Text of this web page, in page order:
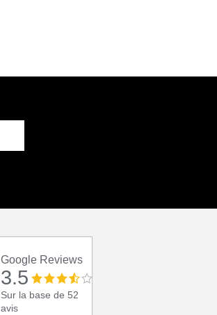
Google Reviews
3.5
Sur la base de 52
avis